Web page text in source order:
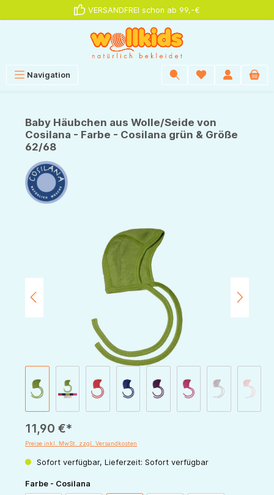
VERSANDFREI schon ab 99,-€
Navigation
Baby Häubchen aus Wolle/Seide von
Cosilana - Farbe - Cosilana grün & Größe
62/68
Bildergalerie überspringen
11,90 €*
Preise inkl. MwSt. zzgl. Versandkosten
Sofort verfügbar, Lieferzeit: Sofort verfügbar
Farbe - Cosilana